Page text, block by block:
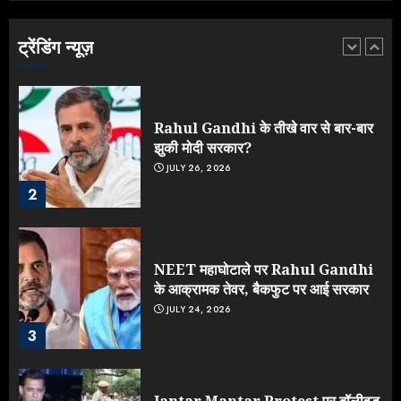
ट्रेंडिंग न्यूज़
1
उड़ाए करोड़ों, टूट गया मोदी का रिकॉर्ड !
2
Rahul Gandhi के तीखे वार से बार-बार
झुकी मोदी सरकार?
JULY 26, 2026
3
NEET महाघोटाले पर Rahul Gandhi
के आक्रामक तेवर, बैकफुट पर आई सरकार
JULY 24, 2026